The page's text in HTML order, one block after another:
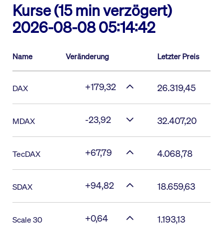
Kurse (15 min verzögert)
2026-08-08 05:14:42
Name Veränderung Letzter Preis
DAX +179,32 26.319,45
MDAX -23,92 32.407,20
TecDAX +67,79 4.068,78
SDAX +94,82 18.659,63
Scale 30 +0,64 1.193,13